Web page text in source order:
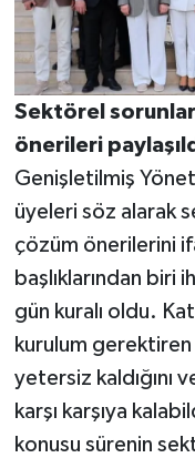
Sektörel
önerileri
Genişletilmiş
üyeleri söz alarak
çözüm önerilerini
başlıklarından biri
gün kuralı oldu.
kurulum
yetersiz kaldığını
karşı karşıya
konusu sürenin